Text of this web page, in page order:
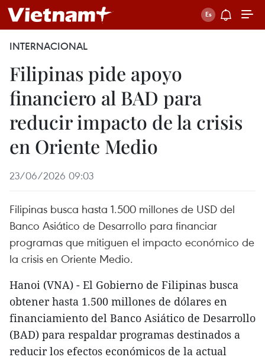
INTERNACIONAL
Filipinas pide apoyo
financiero al BAD para
reducir impacto de la crisis
en Oriente Medio
23/06/2026 09:03
Filipinas busca hasta 1.500 millones de USD del
Banco Asiático de Desarrollo para financiar
programas que mitiguen el impacto económico de
la crisis en Oriente Medio.
Hanoi (VNA) - El Gobierno de Filipinas busca
obtener hasta 1.500 millones de dólares en
financiamiento del Banco Asiático de Desarrollo
(BAD) para respaldar programas destinados a
reducir los efectos económicos de la actual